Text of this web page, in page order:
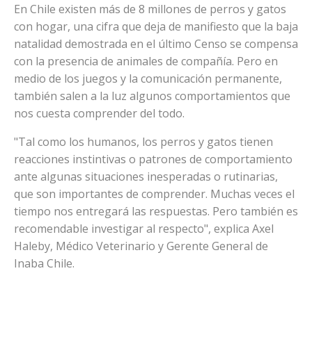
En Chile existen más de 8 millones de perros y gatos
con hogar, una cifra que deja de manifiesto que la baja
natalidad demostrada en el último Censo se compensa
con la presencia de animales de compañía. Pero en
medio de los juegos y la comunicación permanente,
también salen a la luz algunos comportamientos que
nos cuesta comprender del todo.
"Tal como los humanos, los perros y gatos tienen
reacciones instintivas o patrones de comportamiento
ante algunas situaciones inesperadas o rutinarias,
que son importantes de comprender. Muchas veces el
tiempo nos entregará las respuestas. Pero también es
recomendable investigar al respecto", explica Axel
Haleby, Médico Veterinario y Gerente General de
Inaba Chile.